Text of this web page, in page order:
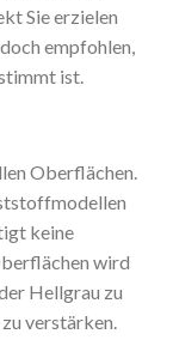
Sie erzielen
empfohlen,
ist.
Oberflächen.
keine
wird
Hellgrau zu
verstärken.